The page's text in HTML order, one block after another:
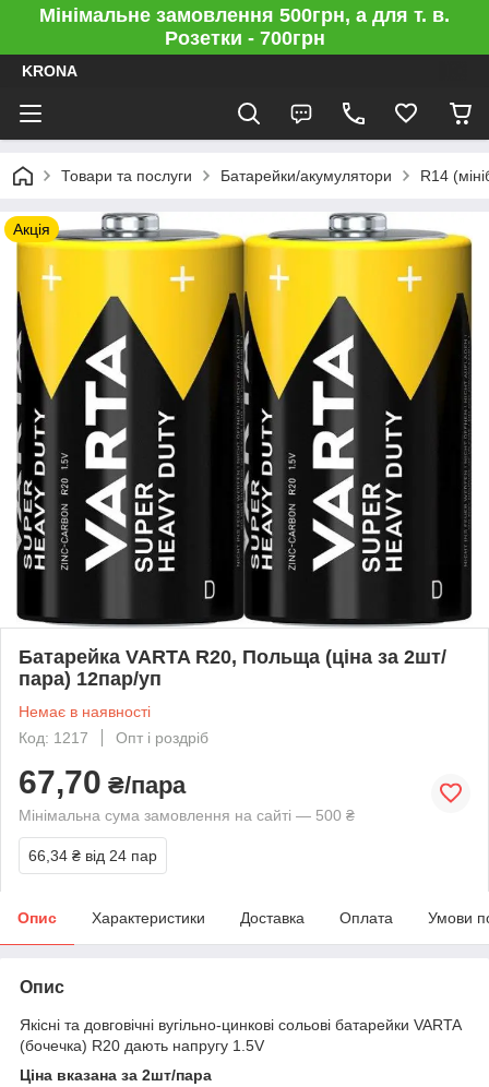
Мінімальне замовлення 500грн, а для т. в.
Розетки - 700грн
KRONA
Товари та послуги Батарейки/акумулятори R14
Акція
Батарейка VARTA R20, Польща (ціна за 2шт/
пара) 12пар/уп
Немає в наявності
Код: 1217
Опт і роздріб
67,70 ₴/пара
Мінімальна сума замовлення на сайті — 500 ₴
66,34 ₴ від 24 пар
Опис Характеристики Доставка Оплата Умови
Опис
Якісні та довговічні вугільно-цинкові сольові батарейки VARTA
(бочечка) R20 дають напругу 1.5V
Ціна вказана за 2шт/пара